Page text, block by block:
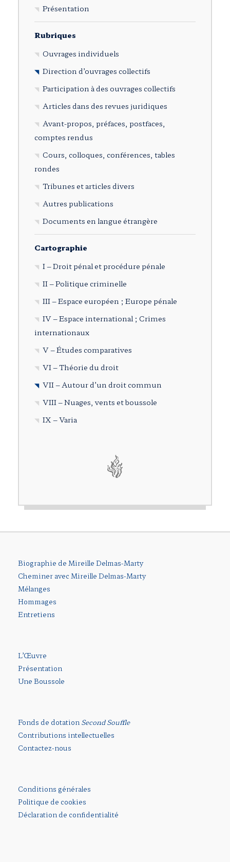
Présentation
Rubriques
Ouvrages individuels
Direction d’ouvrages collectifs
Participation à des ouvrages collectifs
Articles dans des revues juridiques
Avant-propos, préfaces, postfaces,
comptes rendus
Cours, colloques, conférences, tables
rondes
Tribunes et articles divers
Autres publications
Documents en langue étrangère
Cartographie
I – Droit pénal et procédure pénale
II – Politique criminelle
III – Espace européen ; Europe pénale
IV – Espace international ; Crimes
internationaux
V – Études comparatives
VI – Théorie du droit
VII – Autour d’un droit commun
VIII – Nuages, vents et boussole
IX – Varia
Biographie de Mireille Delmas-Marty
Cheminer avec Mireille Delmas-Marty
Mélanges
Hommages
Entretiens
L’Œuvre
Présentation
Une Boussole
Fonds de dotation Second Souffle
Contributions intellectuelles
Contactez-nous
Conditions générales
Politique de cookies
Déclaration de confidentialité